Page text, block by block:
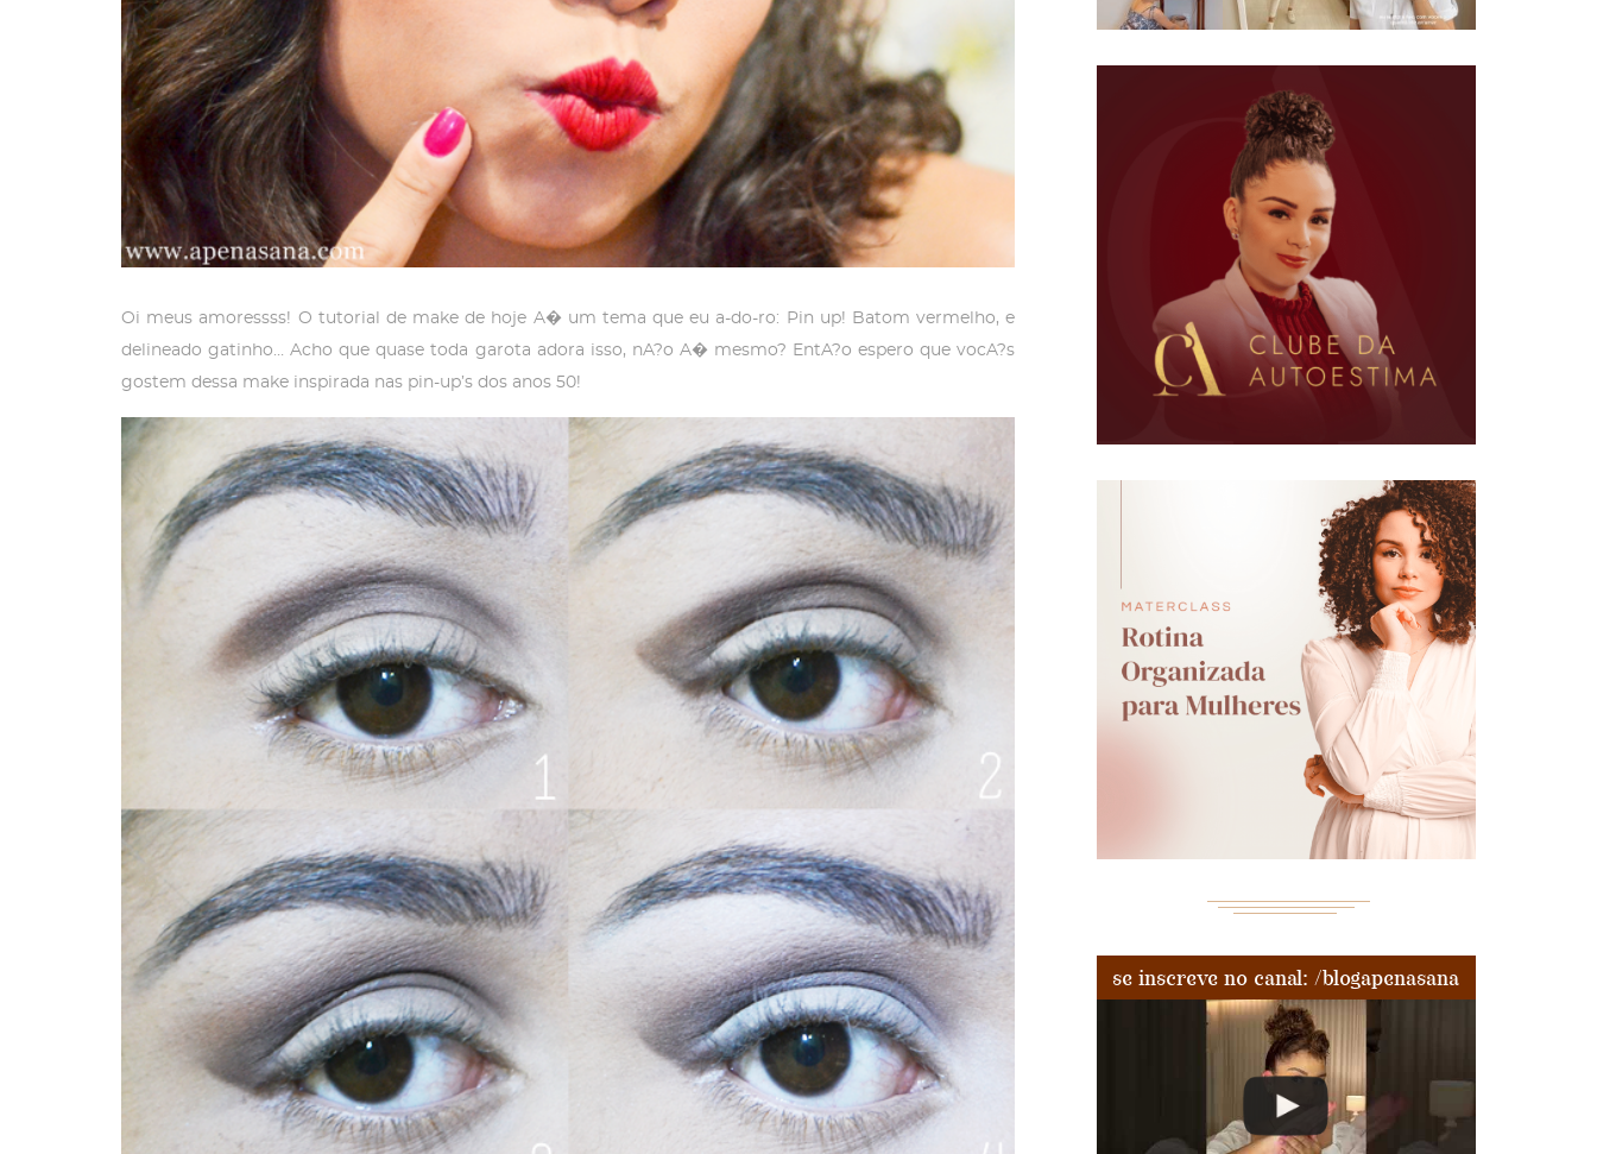
Oi meus amoressss! O tutorial de make de hoje A� um tema que eu a-do-ro: Pin up! Batom vermelho, e
delineado gatinho… Acho que quase toda garota adora isso, nA?o A� mesmo? EntA?o espero que vocA?s
gostem dessa make inspirada nas pin-up’s dos anos 50!
se inscreve no canal: /blogapenasana